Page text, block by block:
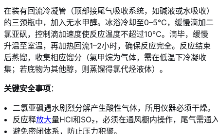
在装有回流冷凝管（顶部接尾气吸收系统，如碱液或水吸收）
的三颈瓶中，加入无水甲醇。冰浴冷却至0–5℃，缓慢滴加二
氯亚砜，控制滴加速度使反应温度不超过10℃。滴毕，缓慢
升温至室温，再加热回流1–2小时，确保反应完全。反应结束
后蒸馏，收集相应馏分（氯甲烷为气体，需在低温下冷凝收
集；若底物为其他醇，则蒸馏得氯代烃液体）。
关键安全事项：
二氯亚砜遇水剧烈分解产生酸性气体，所用仪器必须干燥。
反应释放大量HCl和SO₂，必须在通风橱内操作，尾气需通
避免密闭体系，防止压力积聚。